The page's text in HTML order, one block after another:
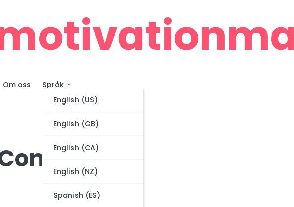
Om oss
Språk
English (US)
English (GB)
English (CA)
English (NZ)
Spanish (ES)